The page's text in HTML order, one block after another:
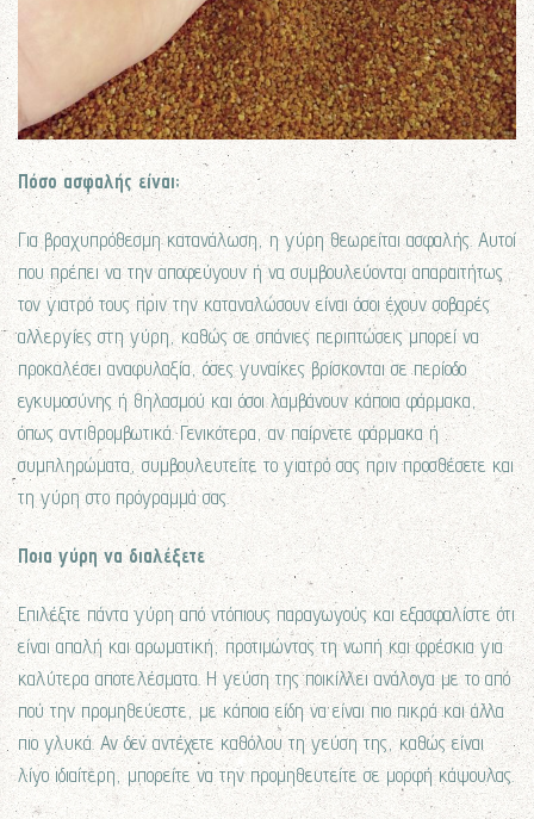
Πόσο ασφαλής είναι;
Για βραχυπρόθεσμη κατανάλωση, η γύρη θεωρείται ασφαλής. Αυτοί
που πρέπει να την αποφεύγουν ή να συμβουλεύονται απαραιτήτως
τον γιατρό τους πριν την καταναλώσουν είναι όσοι έχουν σοβαρές
αλλεργίες στη γύρη, καθώς σε σπάνιες περιπτώσεις μπορεί να
προκαλέσει αναφυλαξία, όσες γυναίκες βρίσκονται σε περίοδο
εγκυμοσύνης ή θηλασμού και όσοι λαμβάνουν κάποια φάρμακα,
όπως αντιθρομβωτικά. Γενικότερα, αν παίρνετε φάρμακα ή
συμπληρώματα, συμβουλευτείτε το γιατρό σας πριν προσθέσετε και
τη γύρη στο πρόγραμμά σας.
Ποια γύρη να διαλέξετε
Επιλέξτε πάντα γύρη από ντόπιους παραγωγούς και εξασφαλίστε ότι
είναι απαλή και αρωματική, προτιμώντας τη νωπή και φρέσκια για
καλύτερα αποτελέσματα. Η γεύση της ποικίλλει ανάλογα με το από
πού την προμηθεύεστε, με κάποια είδη να είναι πιο πικρά και άλλα
πιο γλυκά. Αν δεν αντέχετε καθόλου τη γεύση της, καθώς είναι
λίγο ιδιαίτερη, μπορείτε να την προμηθευτείτε σε μορφή κάψουλας.